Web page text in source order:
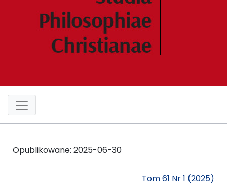
Opublikowane: 2025-06-30
Tom 61 Nr 1 (2025)